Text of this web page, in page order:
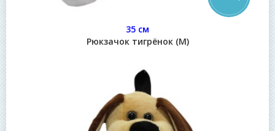
35 см
Рюкзачок тигрёнок (М)